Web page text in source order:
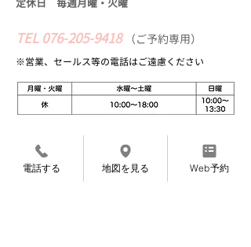
定休日 毎週月曜・火曜
TEL 076-205-9418​ （ご予約専用）
※営業、セールス等の​電話はご遠慮ください
Web予約
電話する 地図を見る Web予約